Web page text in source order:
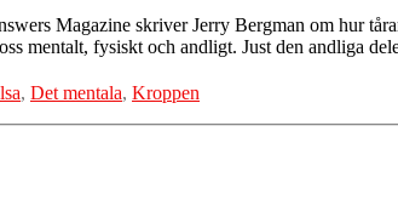
Magazine skriver Jerry Bergman om hur
mentalt, fysiskt och andligt. Just den andliga
, Det mentala, Kroppen